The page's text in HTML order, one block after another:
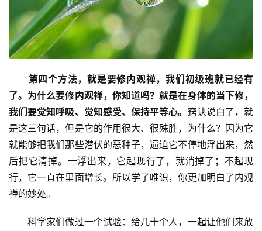
纪
录
艺
术
政
策
法
规
第四个方法，就是要修内观禅， 我们初级班就已经有
了。 为什么要修内观禅，你知道吗？就是在身体的当下修，
我们要觉知呼吸、觉知感受、保持平等心。 窍诀说白了，就
是这三句话，但是它的作用很大、很殊胜，为什么？因为它
就能够把我们那些潜伏的恶种子，逼迫它不停地浮出来，然
后把它清掉。一浮出来，它起现行了，就消掉了；不起现
行，它一直在里面增长。所以学了唯识，你更加明白了内观
禅的妙处。
科学家们做过一个试验：给几十个人，一起让他们来放